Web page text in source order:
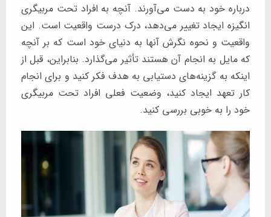
درباره خود به دست می‌آورند. آنچه به افراد تحت مربیگری
انگیزه ایجاد تغییر می‌دهد، درک درست واقعیت است. این
واقعیت و نحوه نگرش آنها به دنیای خود است که بر آنچه
که مایل به انجام آن هستند تأثیر می‌گذارد. بنابراین، قبل از
اینکه به گزینه‌های دستیابی به هدف فکر کنید و برای انجام
کار تعهد ایجاد کنید، وضعیت فعلی افراد تحت مربیگری
خود را به خوبی بررسی کنید.